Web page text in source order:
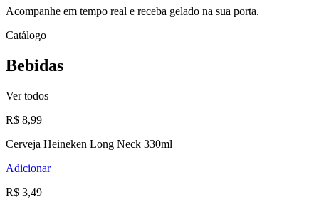
Acompanhe em tempo real e receba gelado na sua porta.
Catálogo
Bebidas
Ver todos
R$ 8,99
Cerveja Heineken Long Neck 330ml
Adicionar
R$ 3,49